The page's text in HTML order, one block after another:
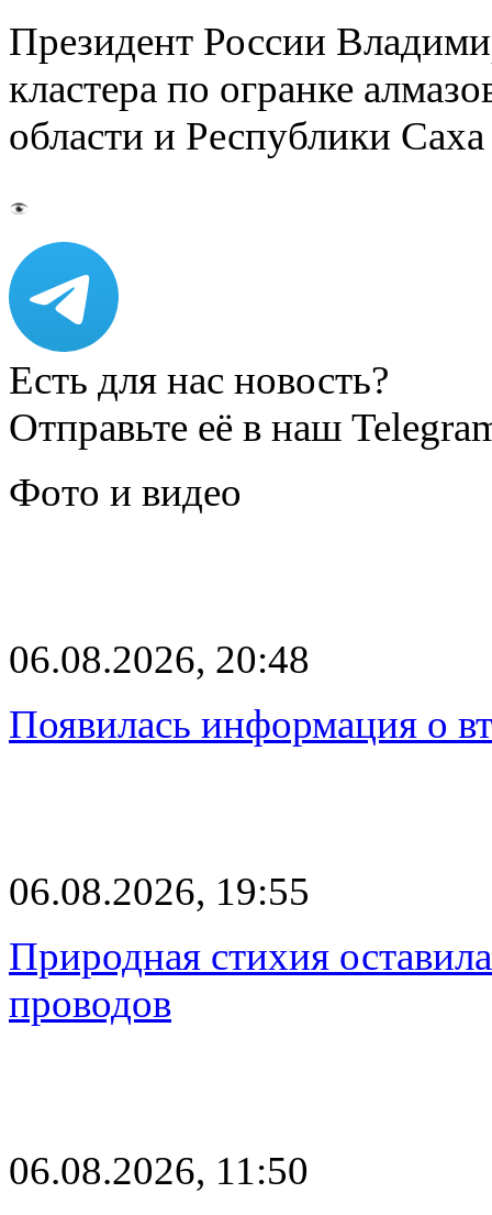
Президент России
кластера по огранке
области и Республики
Есть для нас новость?
Отправьте её в наш
Фото и видео
06.08.2026, 20:48
Появилась информация о
06.08.2026, 19:55
Природная стихия
проводов
06.08.2026, 11:50